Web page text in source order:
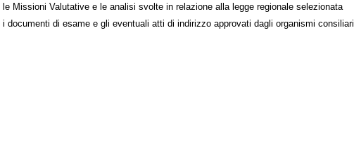
le Missioni Valutative e le analisi svolte in relazione alla legge regionale selezionata
i documenti di esame e gli eventuali atti di indirizzo approvati dagli organismi consiliari